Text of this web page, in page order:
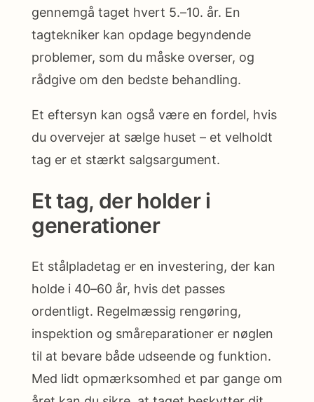
gennemgå taget hvert 5.–10. år. En
tagtekniker kan opdage begyndende
problemer, som du måske overser, og
rådgive om den bedste behandling.
Et eftersyn kan også være en fordel, hvis
du overvejer at sælge huset – et velholdt
tag er et stærkt salgsargument.
Et tag, der holder i
generationer
Et stålpladetag er en investering, der kan
holde i 40–60 år, hvis det passes
ordentligt. Regelmæssig rengøring,
inspektion og småreparationer er nøglen
til at bevare både udseende og funktion.
Med lidt opmærksomhed et par gange om